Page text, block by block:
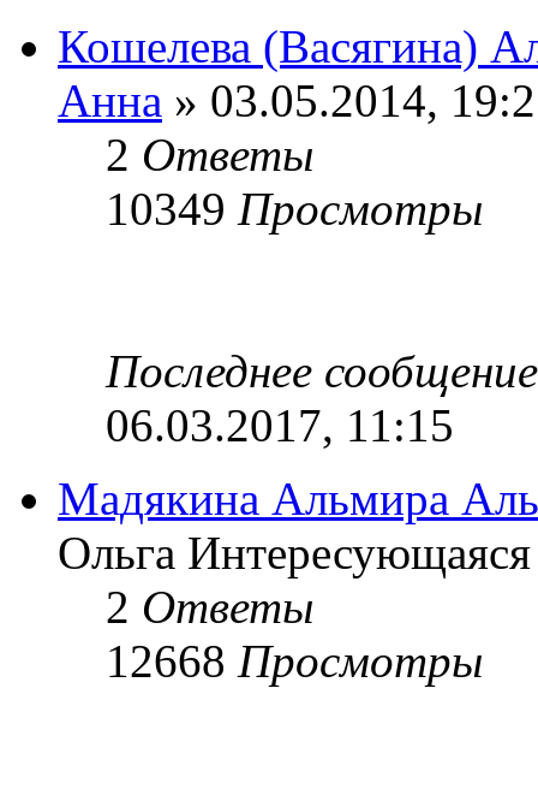
Кошелева (Васягина)
Анна » 03.05.2014,
2 Ответы
10349 Просмотры
Последнее
06.03.2017, 11:15
Мадякина Альмира
Ольга
2 Ответы
12668 Просмотры